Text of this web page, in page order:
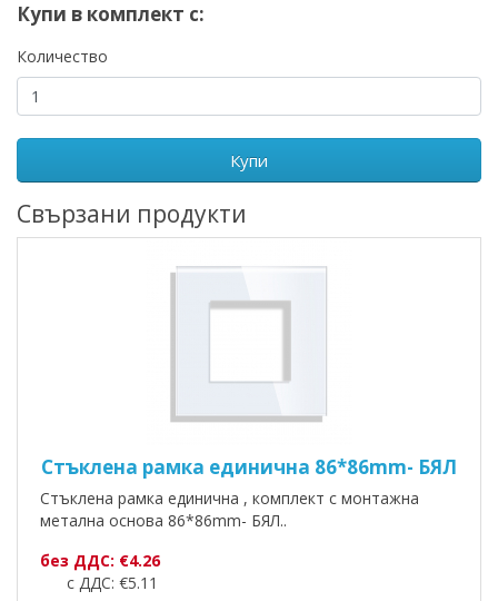
Купи в комплект с:
Количество
Купи
Свързани продукти
Стъклена рамка единична 86*86mm- БЯЛ
Стъклена рамка единична , комплект с монтажна
метална основа 86*86mm- БЯЛ..
без ДДС: €4.26
с ДДС: €5.11